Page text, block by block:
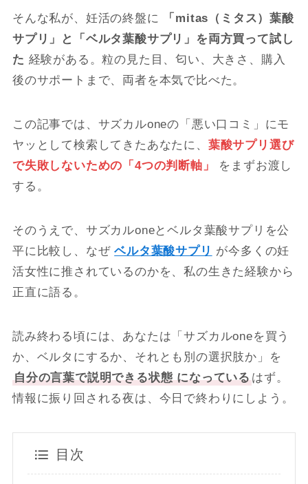
そんな私が、妊活の終盤に
「mitas（ミタス）葉酸
サプリ」と「ベルタ葉酸サプリ」を両方買って試し
た 経験がある。粒の見た目、匂い、大きさ、購入
後のサポートまで、両者を本気で比べた。
この記事では、サズカルoneの「悪い口コミ」にモ
ヤッとして検索してきたあなたに、 葉酸サプリ選び
で失敗しないための「4つの判断軸」
をまずお渡し
する。
そのうえで、サズカルoneとベルタ葉酸サプリを公
平に比較し、なぜベルタ葉酸サプリ が今多くの妊
活女性に推されているのかを、私の生きた経験から
正直に語る。
読み終わる頃には、あなたは「サズカルoneを買う
か、ベルタにするか、それとも別の選択肢か」を
自分の言葉で説明できる状態 になっているはず。
情報に振り回される夜は、今日で終わりにしよう。
目次